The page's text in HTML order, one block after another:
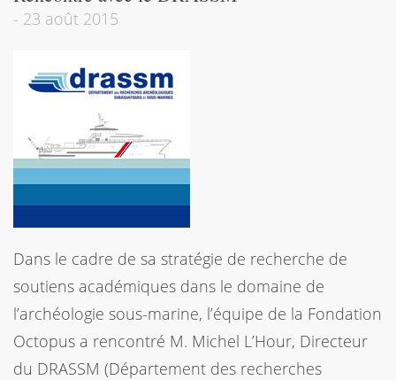
- 23 août 2015
Dans le cadre de sa stratégie de recherche de
soutiens académiques dans le domaine de
l’archéologie sous-marine, l’équipe de la Fondation
Octopus a rencontré M. Michel L’Hour, Directeur
du DRASSM (Département des recherches